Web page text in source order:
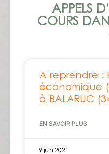
APPELS
COURS
A reprendre :
économique
à BALARUC
EN SAVOIR PLUS
9 juin 2021